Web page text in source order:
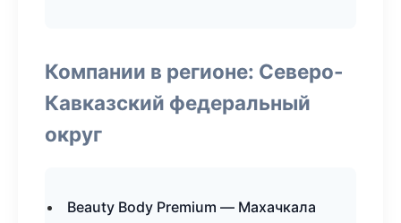
Компании в регионе: Северо-
Кавказский федеральный
округ
Beauty Body Premium — Махачкала